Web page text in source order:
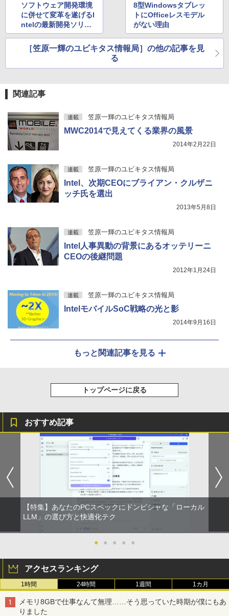
BUGS LIFE
￥250
￥1,625
コカ・コーラ やかんの麦茶 from 爽健美茶 ラ
ベルレス 650mlPET×24本
￥1,653
ONE PIECE モノクロ版 115 (ジャンプコミッ
ソフトウェア開発環境
に併せて変革を遂げるI
ntelの最新開発ソリュ
ーション
8型Windowsタブレッ
トにOfficeレスモデル
がない理由
［笠原一輝のユビキタス情報局］の他の記事を見
る
関連記事
連載 笠原一輝のユビキタス情報局
MWC2014で見えてくる業界の風景
2014年2月22日
連載 笠原一輝のユビキタス情報局
Intel、次期CEOにブライアン・クルザニ
ッチ氏を選出
2013年5月8日
連載 笠原一輝のユビキタス情報局
Intel人事異動の背景にあるオッテリーニ
CEOの後継問題
2012年1月24日
連載 笠原一輝のユビキタス情報局
IntelモバイルSoC戦略の光と影
2014年9月16日
もっと関連記事を見る
トップページに戻る
おすすめ記事
【特集】あなたのPCスペックにドンピシャな「ローカル
LLM」の選び方と快適化テク
● ● ● ● ●
アクセスランキング
1時間 24時間 1週間 1カ月
メモリ8GBで仕事なんて無理……そう思っていた時期が僕にもあ
りました